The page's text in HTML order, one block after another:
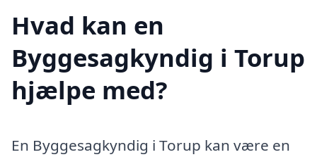
Hvad kan en
Byggesagkyndig i Torup
hjælpe med?
En Byggesagkyndig i Torup kan være en